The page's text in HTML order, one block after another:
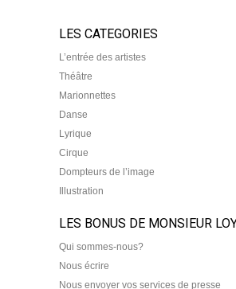
LES CATEGORIES
L’entrée des artistes
Théâtre
Marionnettes
Danse
Lyrique
Cirque
Dompteurs de l’image
Illustration
LES BONUS DE MONSIEUR
Qui sommes-nous?
Nous écrire
Nous envoyer vos services de presse